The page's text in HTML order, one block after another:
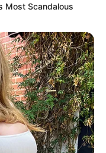
Most Scandalous